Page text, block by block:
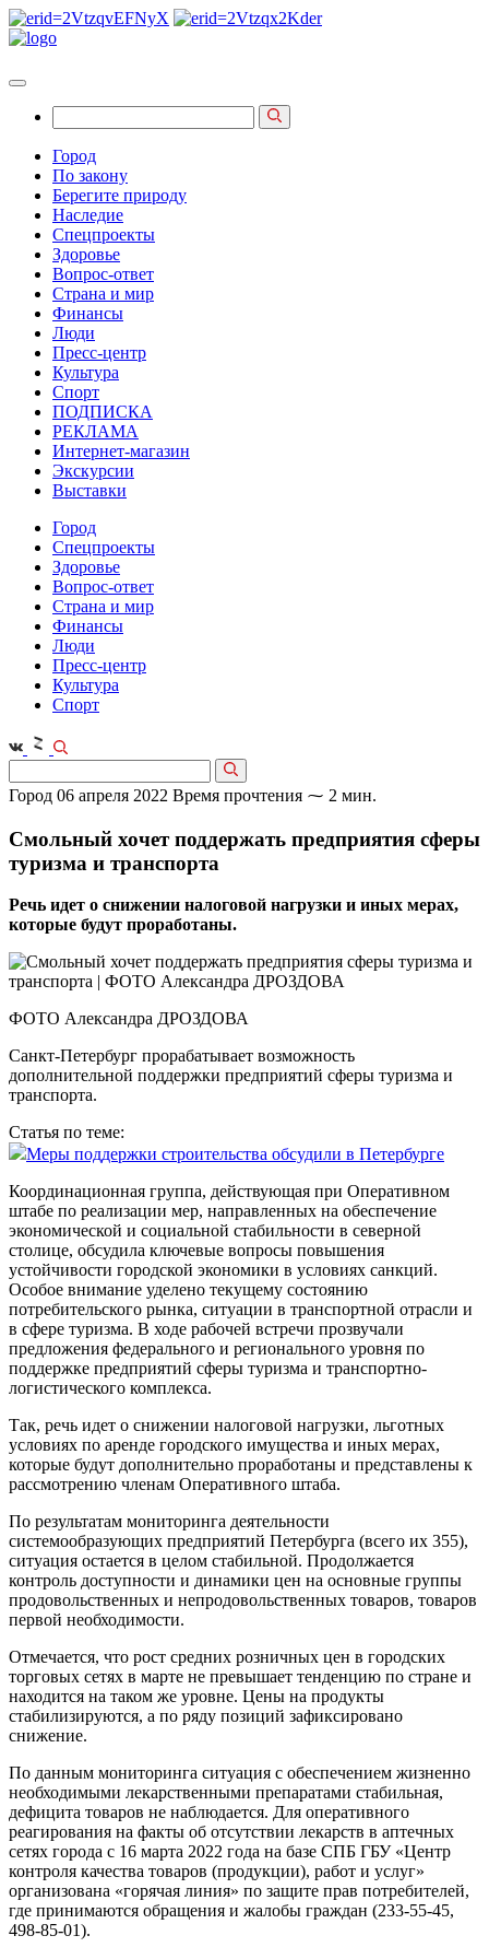
Город
По закону
Берегите природу
Наследие
Спецпроекты
Здоровье
Вопрос-ответ
Страна и мир
Финансы
Люди
Пресс-центр
Культура
Спорт
ПОДПИСКА
РЕКЛАМА
Интернет-магазин
Экскурсии
Выставки
Город
Спецпроекты
Здоровье
Вопрос-ответ
Страна и мир
Финансы
Люди
Пресс-центр
Культура
Спорт
Город 06 апреля 2022 Время прочтения ⁓ 2 мин.
Смольный хочет поддержать предприятия сферы
туризма и транспорта
Речь идет о снижении налоговой нагрузки и иных мерах,
которые будут проработаны.
ФОТО Александра ДРОЗДОВА
Санкт-Петербург прорабатывает возможность
дополнительной поддержки предприятий сферы туризма и
транспорта.
Статья по теме:
Меры поддержки строительства обсудили в Петербурге
Координационная группа, действующая при Оперативном
штабе по реализации мер, направленных на обеспечение
экономической и социальной стабильности в северной
столице, обсудила ключевые вопросы повышения
устойчивости городской экономики в условиях санкций.
Особое внимание уделено текущему состоянию
потребительского рынка, ситуации в транспортной отрасли и
в сфере туризма. В ходе рабочей встречи прозвучали
предложения федерального и регионального уровня по
поддержке предприятий сферы туризма и транспортно-
логистического комплекса.
Так, речь идет о снижении налоговой нагрузки, льготных
условиях по аренде городского имущества и иных мерах,
которые будут дополнительно проработаны и представлены к
рассмотрению членам Оперативного штаба.
По результатам мониторинга деятельности
системообразующих предприятий Петербурга (всего их 355),
ситуация остается в целом стабильной. Продолжается
контроль доступности и динамики цен на основные группы
продовольственных и непродовольственных товаров, товаров
первой необходимости.
Отмечается, что рост средних розничных цен в городских
торговых сетях в марте не превышает тенденцию по стране и
находится на таком же уровне. Цены на продукты
стабилизируются, а по ряду позиций зафиксировано
снижение.
По данным мониторинга ситуация с обеспечением жизненно
необходимыми лекарственными препаратами стабильная,
дефицита товаров не наблюдается. Для оперативного
реагирования на факты об отсутствии лекарств в аптечных
сетях города с 16 марта 2022 года на базе СПБ ГБУ «Центр
контроля качества товаров (продукции), работ и услуг»
организована «горячая линия» по защите прав потребителей,
где принимаются обращения и жалобы граждан (233-55-45,
498-85-01).